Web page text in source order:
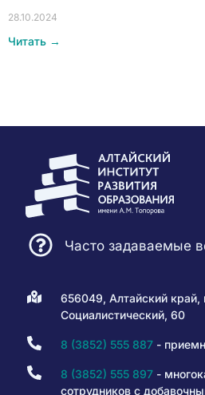
28.10.2024
Читать →
Часто задаваемые
656049, Алтайский край,
Социалистический, 60
8 (3852) 555 887-
8 (3852) 555 897-
сотрудников с